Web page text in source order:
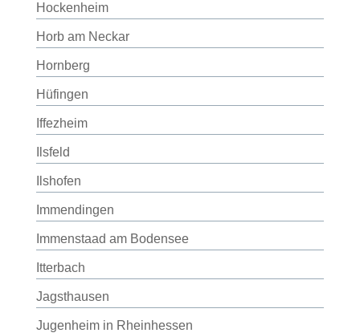
Hockenheim
Horb am Neckar
Hornberg
Hüfingen
Iffezheim
Ilsfeld
Ilshofen
Immendingen
Immenstaad am Bodensee
Itterbach
Jagsthausen
Jugenheim in Rheinhessen